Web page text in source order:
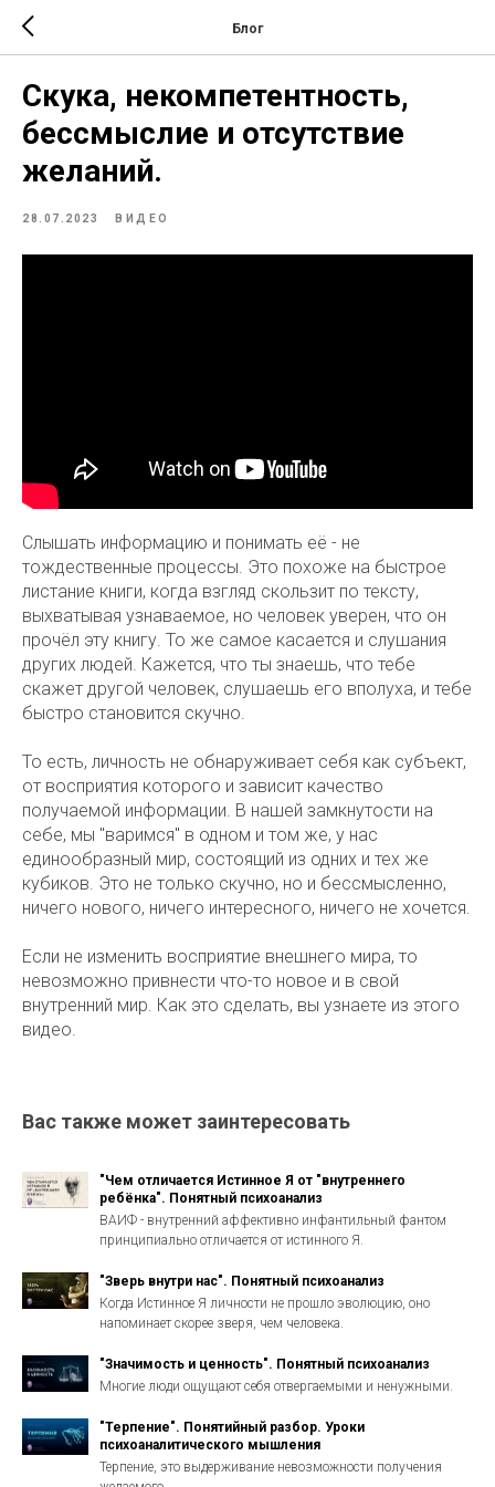
Блог
Скука, некомпетентность,
бессмыслие и отсутствие
желаний.
28.07.2023 ВИДЕО
Слышать информацию и понимать её - не
тождественные процессы. Это похоже на быстрое
листание книги, когда взгляд скользит по тексту,
выхватывая узнаваемое, но человек уверен, что он
прочёл эту книгу. То же самое касается и слушания
других людей. Кажется, что ты знаешь, что тебе
скажет другой человек, слушаешь его вполуха, и тебе
быстро становится скучно.
То есть, личность не обнаруживает себя как субъект,
от восприятия которого и зависит качество
получаемой информации. В нашей замкнутости на
себе, мы "варимся" в одном и том же, у нас
единообразный мир, состоящий из одних и тех же
кубиков. Это не только скучно, но и бессмысленно,
ничего нового, ничего интересного, ничего не хочется.
Если не изменить восприятие внешнего мира, то
невозможно привнести что-то новое и в свой
внутренний мир. Как это сделать, вы узнаете из этого
видео.
Вас также может заинтересовать
"Чем отличается Истинное Я от "внутреннего
ребёнка". Понятный психоанализ
ВАИФ - внутренний аффективно инфантильный фантом
принципиально отличается от истинного Я.
"Зверь внутри нас". Понятный психоанализ
Когда Истинное Я личности не прошло эволюцию, оно
напоминает скорее зверя, чем человека.
"Значимость и ценность". Понятный психоанализ
Многие люди ощущают себя отвергаемыми и ненужными.
"Терпение". Понятийный разбор. Уроки
психоаналитического мышления
Терпение, это выдерживание невозможности получения